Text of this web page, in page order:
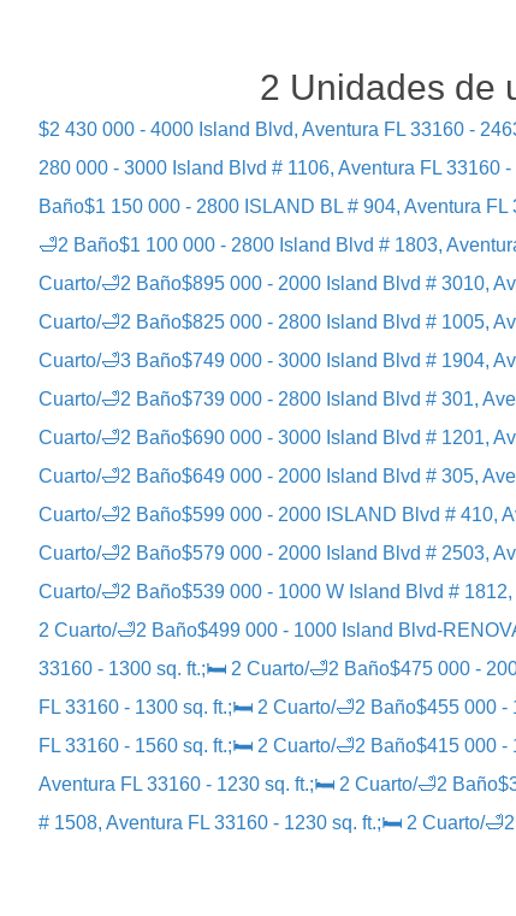
2 Unidades de
$2 430 000 - 4000 Island Blvd, Aventura FL 33160 -
280 000 - 3000 Island Blvd # 1106, Aventura FL 33160
Baño$1 150 000 - 2800 ISLAND BL # 904, Aventura
🛁2 Baño$1 100 000 - 2800 Island Blvd # 1803,
Cuarto/🛁2 Baño$895 000 - 2000 Island Blvd # 3010,
Cuarto/🛁2 Baño$825 000 - 2800 Island Blvd # 1005,
Cuarto/🛁3 Baño$749 000 - 3000 Island Blvd # 1904,
Cuarto/🛁2 Baño$739 000 - 2800 Island Blvd # 301,
Cuarto/🛁2 Baño$690 000 - 3000 Island Blvd # 1201,
Cuarto/🛁2 Baño$649 000 - 2000 Island Blvd # 305,
Cuarto/🛁2 Baño$599 000 - 2000 ISLAND Blvd # 410,
Cuarto/🛁2 Baño$579 000 - 2000 Island Blvd # 2503,
Cuarto/🛁2 Baño$539 000 - 1000 W Island Blvd #
2 Cuarto/🛁2 Baño$499 000 - 1000 Island Blvd-
33160 - 1300 sq. ft.;🛏 2 Cuarto/🛁2 Baño$475 000 -
FL 33160 - 1300 sq. ft.;🛏 2 Cuarto/🛁2 Baño$455 000 -
FL 33160 - 1560 sq. ft.;🛏 2 Cuarto/🛁2 Baño$415 000 -
Aventura FL 33160 - 1230 sq. ft.;🛏 2 Cuarto/🛁2 Baño
# 1508, Aventura FL 33160 - 1230 sq. ft.;🛏 2 Cuarto/